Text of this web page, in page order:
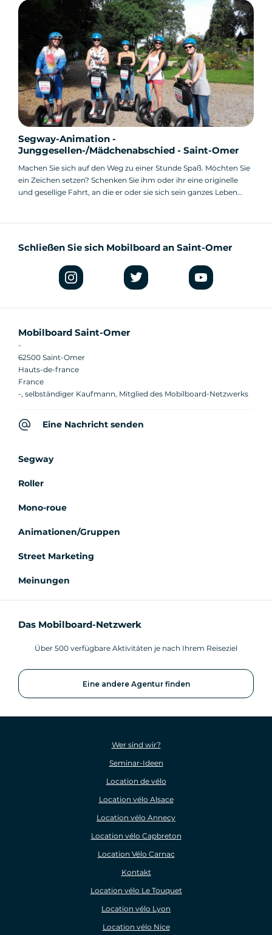
Segway-Animation -
Junggesellen-/Mädchenabschied - Saint-Omer
Machen Sie sich auf den Weg zu einer Stunde Spaß. Möchten Sie
ein Zeichen setzen? Schenken Sie ihm oder ihr eine originelle
und gesellige Fahrt, an die er oder sie sich sein ganzes Leben
Schließen Sie sich Mobilboard an Saint-Omer
Mobilboard Saint-Omer
-
62500 Saint-Omer
Hauts-de-france
France
-, selbständiger Kaufmann, Mitglied des Mobilboard-Netzwerks
Eine Nachricht senden
Segway
Roller
Mono-roue
Animationen/Gruppen
Street Marketing
Meinungen
Das Mobilboard-Netzwerk
Über 500 verfügbare Aktivitäten je nach Ihrem Reiseziel
Eine andere Agentur finden
Wer sind wir?
Seminar-Ideen
Location de vélo
Location vélo Alsace
Location vélo Annecy
Location vélo Capbreton
Location Vélo Carnac
Kontakt
Location vélo Le Touquet
Location vélo Lyon
Location vélo Nice